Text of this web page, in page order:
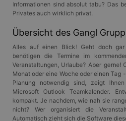
Informationen sind absolut tabu? Das
Privates auch wirklich privat.
Übersicht des Gangl
Alles auf einen Blick! Geht doch
benötigen die Termine im
Veranstaltungen, Urlaube? Aber gerne!
Monat oder eine Woche oder einen Tag
Planung notwendig sind, zeigt
Microsoft Outlook Teamkalender.
kompakt. Je nachdem, wie nah sie
nicht? Wer organisiert die
Automatisch zieht sich die Software